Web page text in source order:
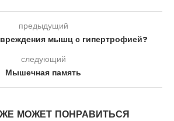
предыдущий
мышц с гипертрофией?
следующий
Мышечная память
МОЖЕТ ПОНРАВИТЬСЯ